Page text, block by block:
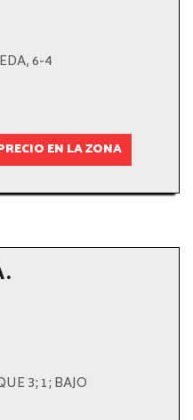
6-4
EN LA ZONA
3; 1; BAJO